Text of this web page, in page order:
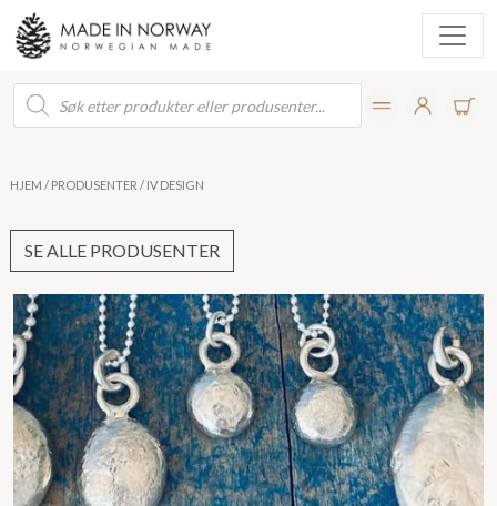
Products
search
HJEM / PRODUSENTER / IV DESIGN
SE ALLE PRODUSENTER